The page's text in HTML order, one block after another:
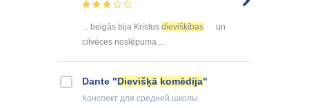
... beigās bija Kristus dievišķības
un
cilvēces noslēpuma ...
Dante "Dievišķā komēdija"
Конспект для средней школы